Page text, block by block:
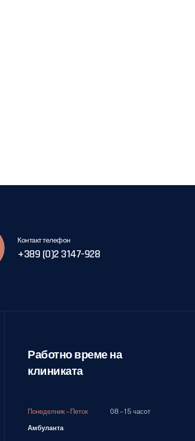
Контакт телефон
+389 (0)2 3147-928
Работно време на
клиниката
Понеделник – Петок 08 – 15 часот
Амбуланта